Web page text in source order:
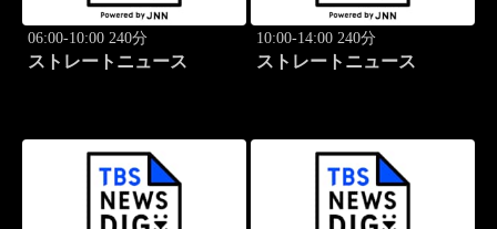
06:00-10:00 240分
ストレートニュース
10:00-14:00 240分
ストレートニュース